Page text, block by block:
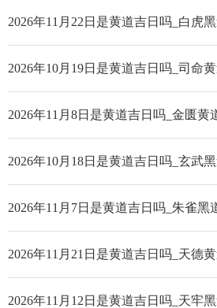
2026年11月22日是黄道吉日吗_白虎
2026年10月19日是黄道吉日吗_司命
2026年11月8日是黄道吉日吗_金匮黄
2026年10月18日是黄道吉日吗_玄武
2026年11月7日是黄道吉日吗_朱雀黑
2026年11月21日是黄道吉日吗_天德
2026年11月12日是黄道吉日吗_天牢